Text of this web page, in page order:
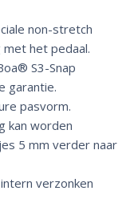
non-stretch
het pedaal.
S3-Snap
garantie.
pasvorm.
kan worden
5 mm verder naar
verzonken